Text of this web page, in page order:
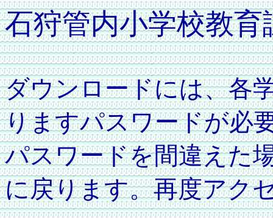
石狩管内小学校教
ダウンロードには、各
りますパスワードが必
パスワードを間違えた
に戻ります。再度アク